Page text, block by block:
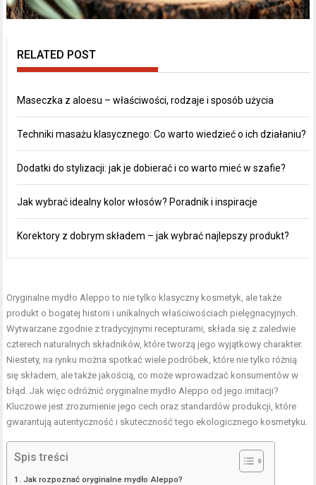
RELATED POST
Maseczka z aloesu – właściwości, rodzaje i sposób użycia
Techniki masażu klasycznego: Co warto wiedzieć o ich działaniu?
Dodatki do stylizacji: jak je dobierać i co warto mieć w szafie?
Jak wybrać idealny kolor włosów? Poradnik i inspiracje
Korektory z dobrym składem – jak wybrać najlepszy produkt?
Oryginalne mydło Aleppo to nie tylko klasyczny kosmetyk, ale także
produkt o bogatej historii i unikalnych właściwościach pielęgnacyjnych.
Wytwarzane zgodnie z tradycyjnymi recepturami, składa się z zaledwie
czterech naturalnych składników, które tworzą jego wyjątkowy charakter.
Niestety, na rynku można spotkać wiele podróbek, które nie tylko różnią
się składem, ale także jakością, co może wprowadzać konsumentów w
błąd. Jak więc odróżnić oryginalne mydło Aleppo od jego imitacji?
Kluczowe jest zrozumienie jego cech oraz standardów produkcji, które
gwarantują autentyczność i skuteczność tego ekologicznego kosmetyku.
Spis treści
Jak rozpoznać oryginalne mydło Aleppo?